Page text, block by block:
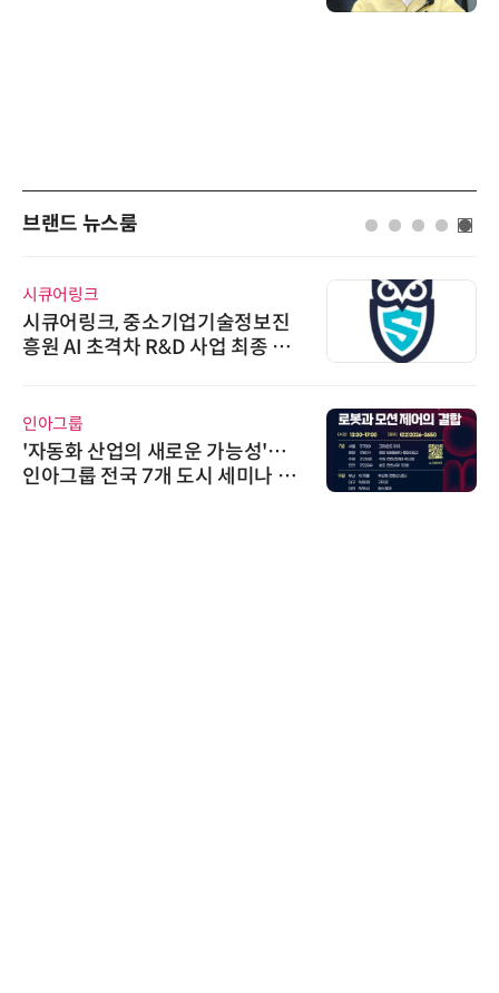
브랜드 뉴스룸
시큐어링크
시큐어링크, 중소기업기술정보진
흥원 AI 초격차 R&D 사업 최종 선
인아그룹
'자동화 산업의 새로운 가능성'…
인아그룹 전국 7개 도시 세미나 페